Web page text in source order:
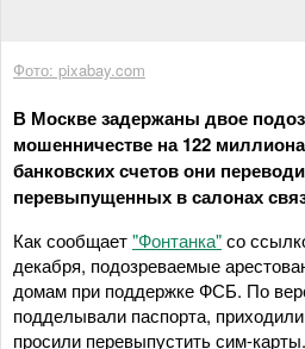
Фото: pixabay.com
В Москве задержаны двое
мошенничестве на 122
банковских счетов они
перевыпущенных в салонах
Как сообщает"Фонтанка"со
декабря, подозреваемые
домам при поддержке ФСБ. По
подделывали паспорта,
просили перевыпустить сим-